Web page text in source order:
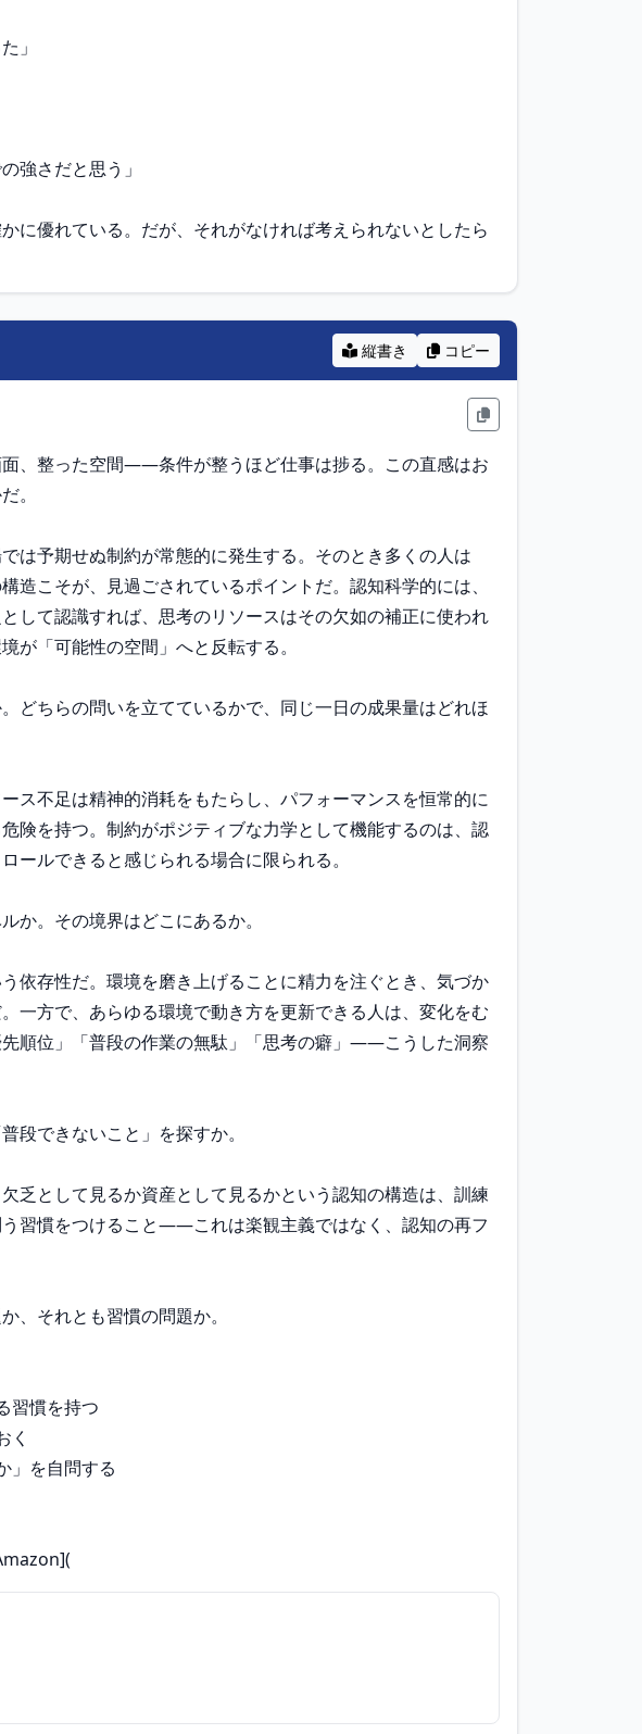
」
強さだと思う」
に優れている。だが、それがなければ考えられないとしたら
縦書き コピー
、整った空間——条件が整うほど仕事は捗る。この直感はお
。
予期せぬ制約が常態的に発生する。そのとき多くの人は
造こそが、見過ごされているポイントだ。認知科学的には、
して認識すれば、思考のリソースはその欠如の補正に使われ
が「可能性の空間」へと反転する。
どちらの問いを立てているかで、同じ一日の成果量はどれほ
ス不足は精神的消耗をもたらし、パフォーマンスを恒常的に
険を持つ。制約がポジティブな力学として機能するのは、認
ルできると感じられる場合に限られる。
か。その境界はどこにあるか。
依存性だ。環境を磨き上げることに精力を注ぐとき、気づか
一方で、あらゆる環境で動き方を更新できる人は、変化をむ
順位」「普段の作業の無駄」「思考の癖」——こうした洞察
段できないこと」を探すか。
乏として見るか資産として見るかという認知の構造は、訓練
習慣をつけること——これは楽観主義ではなく、認知の再フ
、それとも習慣の問題か。
習慣を持つ
く
」を自問する